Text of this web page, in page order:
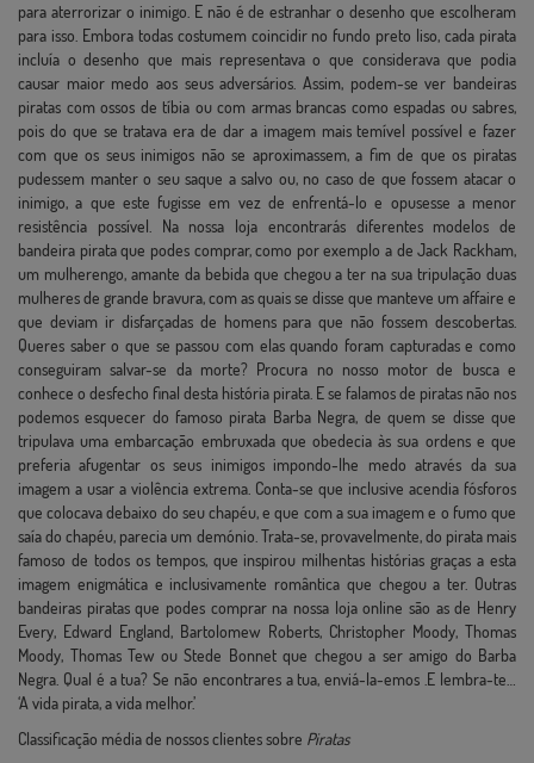
para aterrorizar o inimigo. E não é de estranhar o desenho que escolheram
para isso. Embora todas costumem coincidir no fundo preto liso, cada pirata
incluía o desenho que mais representava o que considerava que podia
causar maior medo aos seus adversários. Assim, podem-se ver bandeiras
piratas com ossos de tíbia ou com armas brancas como espadas ou sabres,
pois do que se tratava era de dar a imagem mais temível possível e fazer
com que os seus inimigos não se aproximassem, a fim de que os piratas
pudessem manter o seu saque a salvo ou, no caso de que fossem atacar o
inimigo, a que este fugisse em vez de enfrentá-lo e opusesse a menor
resistência possível. Na nossa loja encontrarás diferentes modelos de
bandeira pirata que podes comprar, como por exemplo a de Jack Rackham,
um mulherengo, amante da bebida que chegou a ter na sua tripulação duas
mulheres de grande bravura, com as quais se disse que manteve um affaire e
que deviam ir disfarçadas de homens para que não fossem descobertas.
Queres saber o que se passou com elas quando foram capturadas e como
conseguiram salvar-se da morte? Procura no nosso motor de busca e
conhece o desfecho final desta história pirata. E se falamos de piratas não nos
podemos esquecer do famoso pirata Barba Negra, de quem se disse que
tripulava uma embarcação embruxada que obedecia às sua ordens e que
preferia afugentar os seus inimigos impondo-lhe medo através da sua
imagem a usar a violência extrema. Conta-se que inclusive acendia fósforos
que colocava debaixo do seu chapéu, e que com a sua imagem e o fumo que
saía do chapéu, parecia um demónio. Trata-se, provavelmente, do pirata mais
famoso de todos os tempos, que inspirou milhentas histórias graças a esta
imagem enigmática e inclusivamente romântica que chegou a ter. Outras
bandeiras piratas que podes comprar na nossa loja online são as de Henry
Every, Edward England, Bartolomew Roberts, Christopher Moody, Thomas
Moody, Thomas Tew ou Stede Bonnet que chegou a ser amigo do Barba
Negra. Qual é a tua? Se não encontrares a tua, enviá-la-emos .E lembra-te…
‘A vida pirata, a vida melhor.’
Classificação média de nossos clientes sobre Piratas